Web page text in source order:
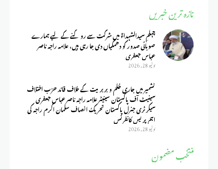
تازہ ترین خبریں
چہلمِ سیدالشہداءؑ میں شرکت سے روکنے کے لیے ہمارے
صوبائی صدور کو دھمکیاں دی جا رہی ہیں، علامہ راجہ ناصر
عباس جعفری
يوليو 28, 2026
کشمیر میں جاری ظلم و بربریت کے خلاف قائد حزب اختلاف
سینیٹ آف پاکستان سینیٹر علامہ راجہ ناصر عباس جعفری
سیکرٹری جنرل پاکستان تحریک انصاف سلمان اکرم راجہ کی
اہم پریس کانفرنس
يوليو 28, 2026
منتخب مضمون